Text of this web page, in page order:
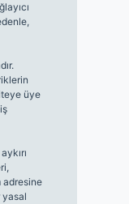
üye
adresine